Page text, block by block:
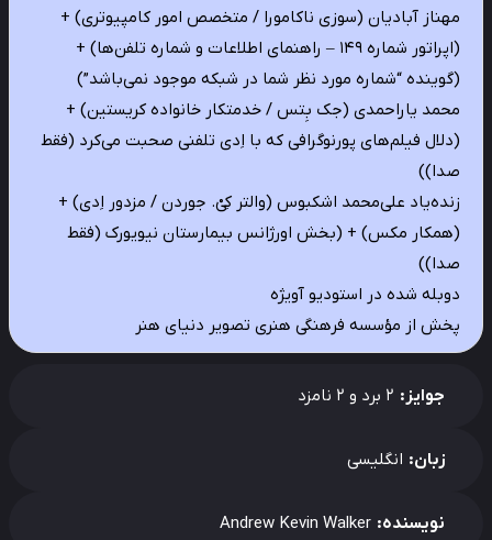
مهناز آبادیان (سوزی ناکامورا / متخصص امور کامپیوتری) +
(اپراتور شماره ۱۴۹ – راهنمای اطلاعات و شماره تلفن‌ها) +
(گوینده “شماره مورد نظر شما در شبکه موجود نمی‌باشد”)
محمد یاراحمدی (جک بِتس / خدمتکار خانواده کریستین) +
(دلال فیلم‌های پورنوگرافی که با اِدی تلفنی صحبت می‌کرد (فقط
صدا))
زنده‌یاد علی‌محمد اشکبوس (والتر کِیْ. جوردن / مزدور اِدی) +
(همکار مکس) + (بخش اورژانس بیمارستان نیویورک (فقط
صدا))
دوبله شده در استودیو آویژه
پخش از مؤسسه فرهنگی هنری تصویر دنیای هنر
جوایز: 2 برد و 2 نامزد
زبان: انگلیسی
نویسنده: Andrew Kevin Walker